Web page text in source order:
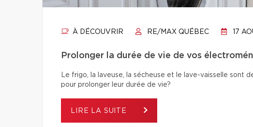
À DÉCOUVRIR RE/MAX QUÉBEC 17
Prolonger la durée de vie de vos
Le frigo, la laveuse, la sécheuse et le lave-vaisselle sont
pour prolonger leur durée de vie?
LIRE LA SUITE